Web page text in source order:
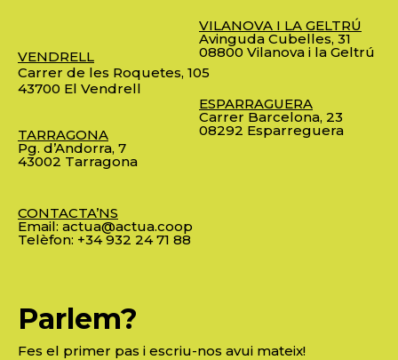
VENDRELL
Carrer de les Roquetes, 105
43700 El Vendrell
TARRAGONA
Pg. d’Andorra, 7
43002 Tarragona
CONTACTA’NS
Email: actua@actua.coop
Telèfon: +34 932 24 71 88
VILANOVA I LA GELTRÚ
Avinguda Cubelles, 31
08800 Vilanova i la Geltrú
ESPARRAGUERA
Carrer Barcelona, 23
08292 Esparreguera
Parlem?
Fes el primer pas i escriu-nos avui mateix!